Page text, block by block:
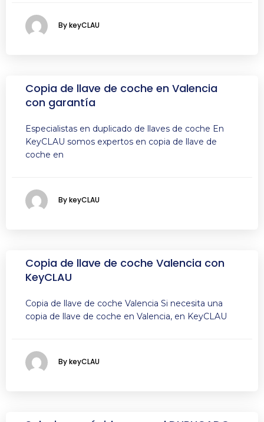
By keyCLAU
Copia de llave de coche en Valencia
con garantía
Especialistas en duplicado de llaves de coche En
KeyCLAU somos expertos en copia de llave de
coche en
By keyCLAU
Copia de llave de coche Valencia con
KeyCLAU
Copia de llave de coche Valencia Si necesita una
copia de llave de coche en Valencia, en KeyCLAU
By keyCLAU